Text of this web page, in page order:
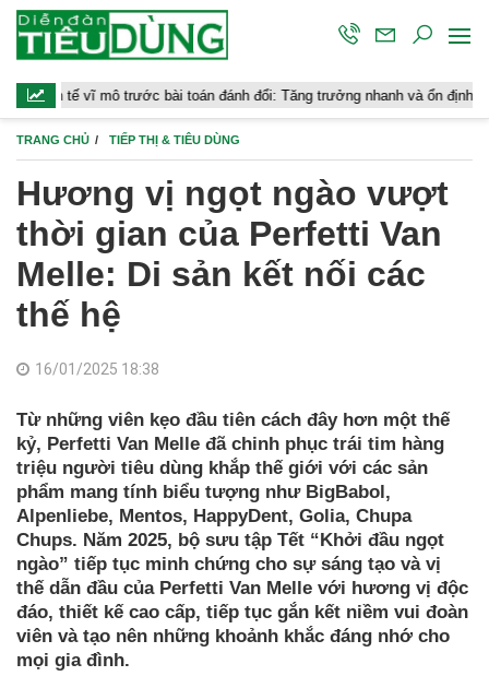
bài toán đánh đổi: Tăng trưởng nhanh và ổn định bền vững
TRANG CHỦ TIẾP THỊ & TIÊU DÙNG
Hương vị ngọt ngào vượt
thời gian của Perfetti Van
Melle: Di sản kết nối các
thế hệ
16/01/2025 18:38
Từ những viên kẹo đầu tiên cách đây hơn một thế
kỷ, Perfetti Van Melle đã chinh phục trái tim hàng
triệu người tiêu dùng khắp thế giới với các sản
phẩm mang tính biểu tượng như BigBabol,
Alpenliebe, Mentos, HappyDent, Golia, Chupa
Chups. Năm 2025, bộ sưu tập Tết “Khởi đầu ngọt
ngào” tiếp tục minh chứng cho sự sáng tạo và vị
thế dẫn đầu của Perfetti Van Melle với hương vị độc
đáo, thiết kế cao cấp, tiếp tục gắn kết niềm vui đoàn
viên và tạo nên những khoảnh khắc đáng nhớ cho
mọi gia đình.